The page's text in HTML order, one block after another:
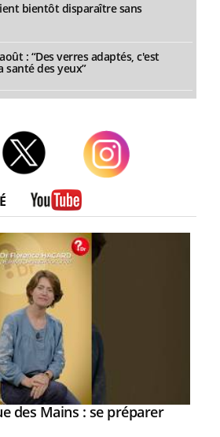
bientôt disparaître sans
: “Des verres adaptés, c'est
santé des yeux”
des Mains : se préparer